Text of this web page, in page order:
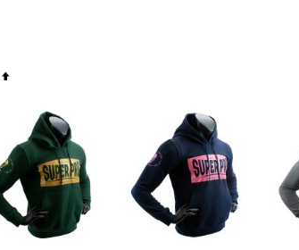
Set
Direction